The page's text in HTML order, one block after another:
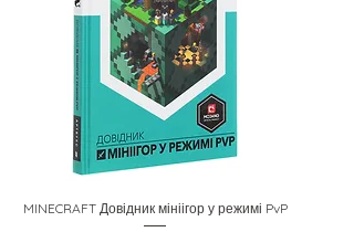
MINECRAFT Довідник мініігор у режимі PvP